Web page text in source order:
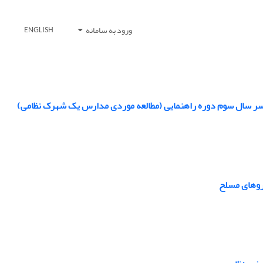
ورود به سامانه ENGLISH
سال سوم دوره راهنمایی (مطالعه موردی مدارس یک شهرک نظامی)
مسلح